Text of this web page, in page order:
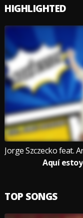
HIGHLIGHTED
Aquí estoy
TOP SONGS